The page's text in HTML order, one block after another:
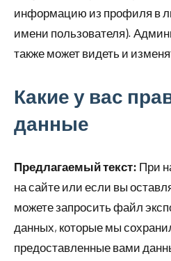
информацию из профиля в
имени пользователя).
также может видеть и
Какие у вас
данные
Предлагаемый текст: При
на сайте или если вы
можете запросить файл
данных, которые мы
предоставленные вами